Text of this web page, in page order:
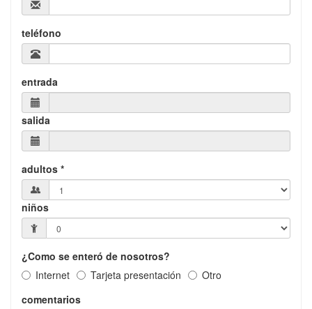
teléfono
entrada
salida
adultos *
niños
¿Como se enteró de nosotros?
Internet
Tarjeta presentación
Otro
comentarios